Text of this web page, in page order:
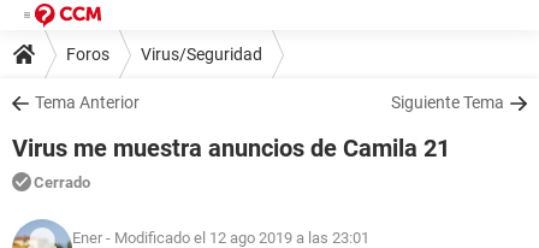
Foros Virus/Seguridad
Tema Anterior Siguiente Tema
Virus me muestra anuncios de Camila 21
Cerrado
Ener - Modificado el 12 ago 2019 a las 23:01